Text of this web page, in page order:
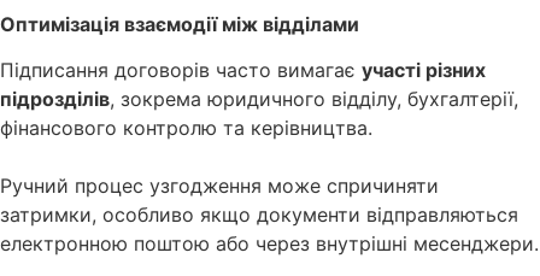
Оптимізація взаємодії між відділами
Підписання договорів часто вимагає участі різних
підрозділів, зокрема юридичного відділу, бухгалтерії,
фінансового контролю та керівництва.
Ручний процес узгодження може спричиняти
затримки, особливо якщо документи відправляються
електронною поштою або через внутрішні месенджери.